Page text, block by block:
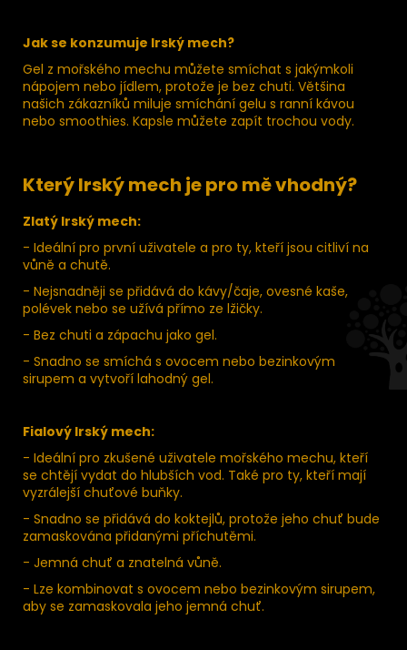
Jak se konzumuje Irský mech?
Gel z mořského mechu můžete smíchat s jakýmkoli
nápojem nebo jídlem, protože je bez chuti. Většina
našich zákazníků miluje smíchání gelu s ranní kávou
nebo smoothies. Kapsle můžete zapít trochou vody.
Který Irský mech je pro mě vhodný?
Zlatý Irský mech:
- Ideální pro první uživatele a pro ty, kteří jsou citliví na
vůně a chutě.
- Nejsnadněji se přidává do kávy/čaje, ovesné kaše,
polévek nebo se užívá přímo ze lžičky.
- Bez chuti a zápachu jako gel.
- Snadno se smíchá s ovocem nebo bezinkovým
sirupem a vytvoří lahodný gel.
Fialový Irský mech:
- Ideální pro zkušené uživatele mořského mechu, kteří
se chtějí vydat do hlubších vod. Také pro ty, kteří mají
vyzrálejší chuťové buňky.
- Snadno se přidává do koktejlů, protože jeho chuť bude
zamaskována přidanými příchutěmi.
- Jemná chuť a znatelná vůně.
- Lze kombinovat s ovocem nebo bezinkovým sirupem,
aby se zamaskovala jeho jemná chuť.